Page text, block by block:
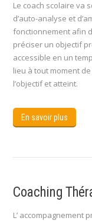
Le coach scolaire va
d’auto-analyse et
fonctionnement afin
préciser un objectif
accessible en un
lieu à tout moment
l’objectif et atteint.
En savoir plus
Coaching
L’ accompagnement